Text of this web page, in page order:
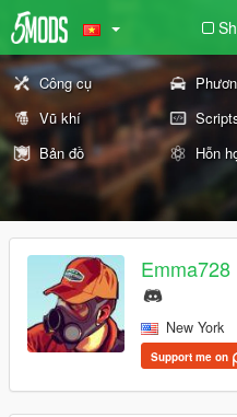
Công cụ
Vũ khí
Bản đồ
Hỗn
Emma728
New York
Support me on